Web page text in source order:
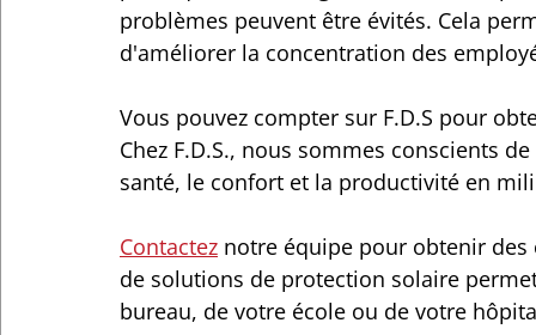
problèmes peuvent être évités. Cela
d'améliorer la concentration des
Vous pouvez compter sur F.D.S pour
Chez F.D.S., nous sommes conscients
santé, le confort et la productivité en
Contactez notre équipe pour obtenir
de solutions de protection solaire
bureau, de votre école ou de votre